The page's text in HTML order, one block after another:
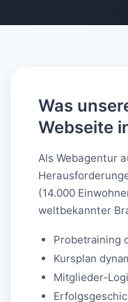
Was
Webseite
Als Webagentur
(14.000
weltbekannter
Probetraining
Kursplan
Mitglieder-